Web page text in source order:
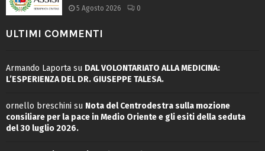
5 Agosto 2026 0
ULTIMI COMMENTI
Armando Laporta su DAL VOLONTARIATO ALLA MEDICINA:
L’ESPERIENZA DEL DR. GIUSEPPE TALESA.
ornello breschini su Nota del Centrodestra sulla mozione
consiliare per la pace in Medio Oriente e gli esiti della seduta
del 30 luglio 2026.